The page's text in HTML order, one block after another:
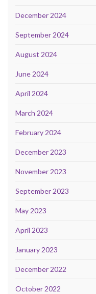
December 2024
September 2024
August 2024
June 2024
April 2024
March 2024
February 2024
December 2023
November 2023
September 2023
May 2023
April 2023
January 2023
December 2022
October 2022